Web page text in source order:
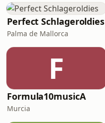
Perfect Schlageroldies
Palma de Mallorca
F
Formula10musicA
Murcia